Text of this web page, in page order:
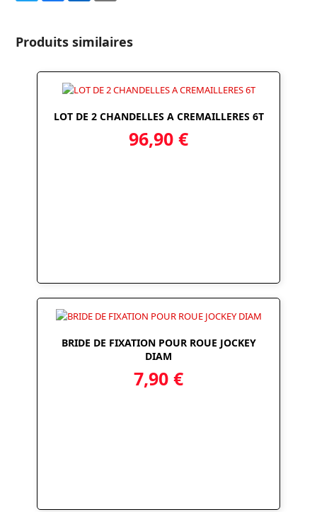
TwitterFacebook
LinkedInEmail
Produits similaires
LOT DE 2 CHANDELLES A CREMAILLERES 6T
96,90 €
BRIDE DE FIXATION POUR ROUE JOCKEY
DIAM
7,90 €